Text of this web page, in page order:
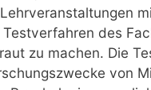
des
zu machen. Die
von